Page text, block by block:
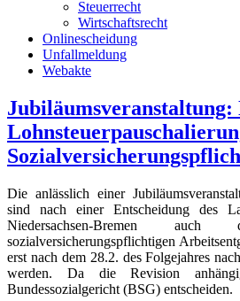
Steuerrecht
Wirtschaftsrecht
Onlinescheidung
Unfallmeldung
Webakte
Jubiläumsveranstaltung:
Die anlässlich einer
sind nach einer Entscheidung des
Niedersachsen-Bremen
sozialversicherungspflichtigen
erst nach dem 28.2. des Folgejahres
werden. Da die Revision
Bundessozialgericht (BSG) entscheiden.